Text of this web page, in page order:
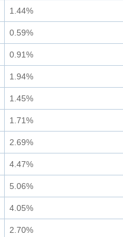
1.44%
0.59%
0.91%
1.94%
1.45%
1.71%
2.69%
4.47%
5.06%
4.05%
2.70%